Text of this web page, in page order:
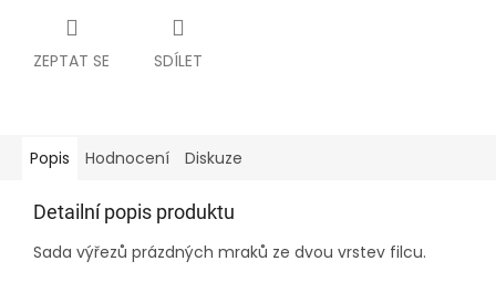
ZEPTAT SE SDÍLET
Popis Hodnocení Diskuze
Detailní popis produktu
Sada výřezů prázdných mraků ze dvou vrstev filcu.